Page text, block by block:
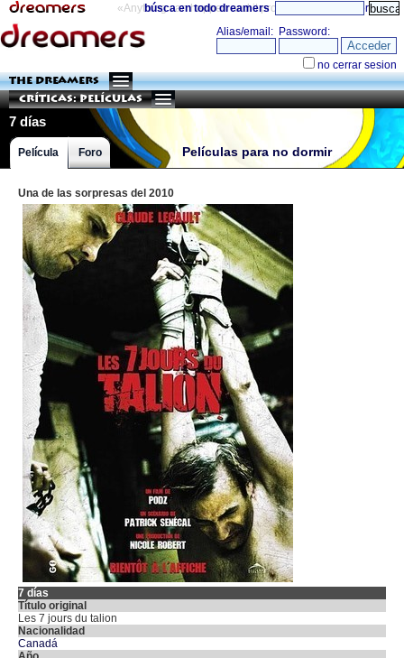
«Anything can happen and it probably will» directorio
búsca en todo dreamers
THE DREAMERS
Críticas: Películas
7 días
Películas para no dormir
Película Foro
Una de las sorpresas del 2010
7 días
Título original
Les 7 jours du talion
Nacionalidad
Canadá